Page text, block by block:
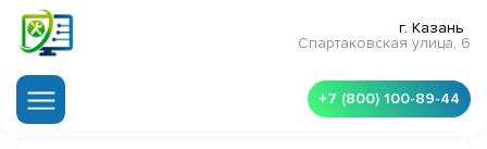
г. Казань
Спартаковская улица, 6
+7 (800) 100-89-44